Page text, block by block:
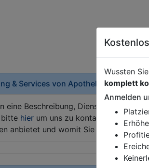
& Services von Apotheke
eine Beschreibung, Dienstleistung
bitte hier um uns zu kontaktieren.
anbietet und womit Sie sich von
Wussten
komplett
Anmelden